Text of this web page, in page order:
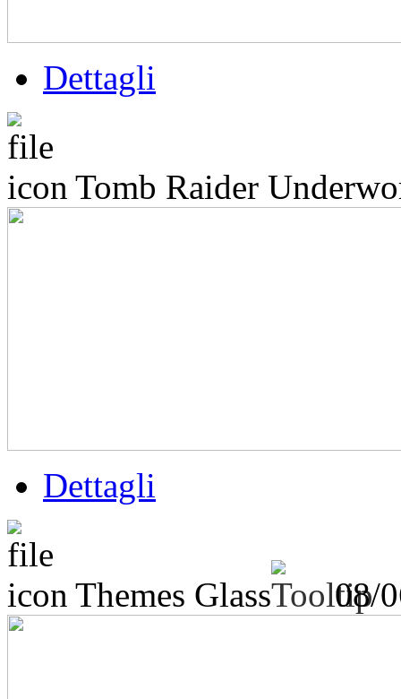
Dettagli
Tomb Raider
Dettagli
Themes Glass 08/